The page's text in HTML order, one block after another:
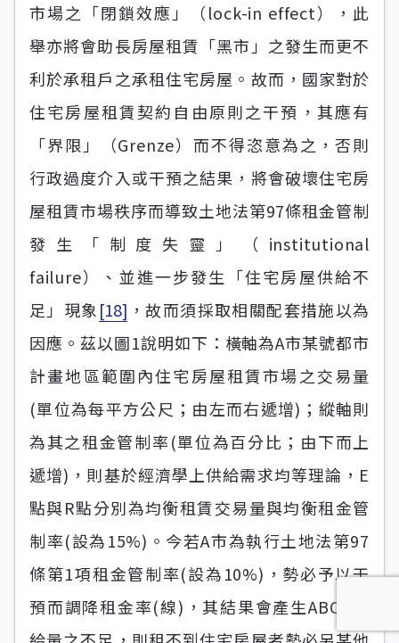
市場之「閉鎖效應」（lock-in effect），此
舉亦將會助長房屋租賃「黑市」之發生而更不
利於承租戶之承租住宅房屋。故而，國家對於
住宅房屋租賃契約自由原則之干預，其應有
「界限」（Grenze）而不得恣意為之，否則
行政過度介入或干預之結果，將會破壞住宅房
屋租賃市場秩序而導致土地法第97條租金管制
發生「制度失靈」（institutional
failure）、並進一步發生「住宅房屋供給不
足」現象[18] ，故而須採取相關配套措施以為
因應。茲以圖1說明如下：橫軸為A市某號都市
計畫地區範圍內住宅房屋租賃市場之交易量
(單位為每平方公尺；由左而右遞增)；縱軸則
為其之租金管制率(單位為百分比；由下而上
遞增)，則基於經濟學上供給需求均等理論，E
點與R點分別為均衡租賃交易量與均衡租金管
制率(設為15%)。今若A市為執行土地法第97
條第1項租金管制率(設為10%)，勢必予以干
預而調降租金率(線)，其結果會產生ABCD供